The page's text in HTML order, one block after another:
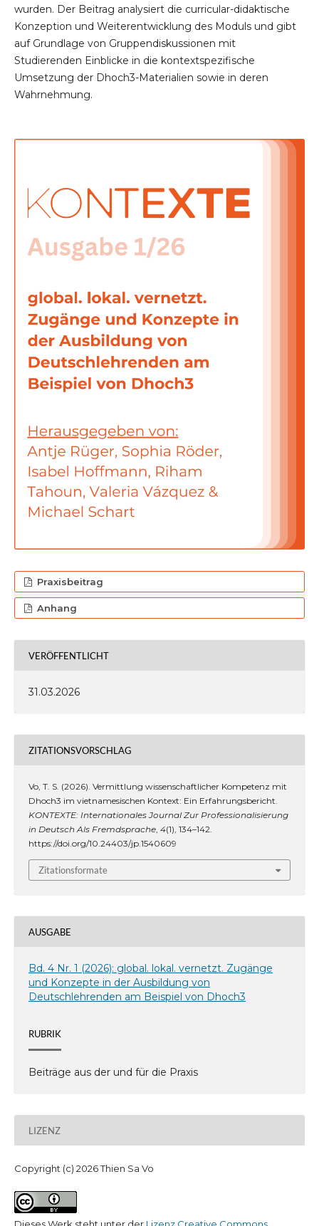
wurden. Der Beitrag analysiert die curricular-didaktische
Konzeption und Weiterentwicklung des Moduls und gibt
auf Grundlage von Gruppendiskussionen mit
Studierenden Einblicke in die kontextspezifische
Umsetzung der Dhoch3-Materialien sowie in deren
Wahrnehmung.
Praxisbeitrag
Anhang
VERÖFFENTLICHT
31.03.2026
ZITATIONSVORSCHLAG
Vo, T. S. (2026). Vermittlung wissenschaftlicher Kompetenz mit
Dhoch3 im vietnamesischen Kontext: Ein Erfahrungsbericht.
KONTEXTE: Internationales Journal Zur Professionalisierung
in Deutsch Als Fremdsprache, 4(1), 134–142.
https://doi.org/10.24403/jp.1540609
Zitationsformate
AUSGABE
Bd. 4 Nr. 1 (2026): global. lokal. vernetzt. Zugänge
und Konzepte in der Ausbildung von
Deutschlehrenden am Beispiel von Dhoch3
RUBRIK
Beiträge aus der und für die Praxis
LIZENZ
Copyright (c) 2026 Thien Sa Vo